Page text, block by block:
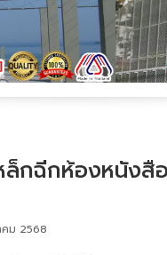
ล็กฉีกห้องหนังสื
ม 2568